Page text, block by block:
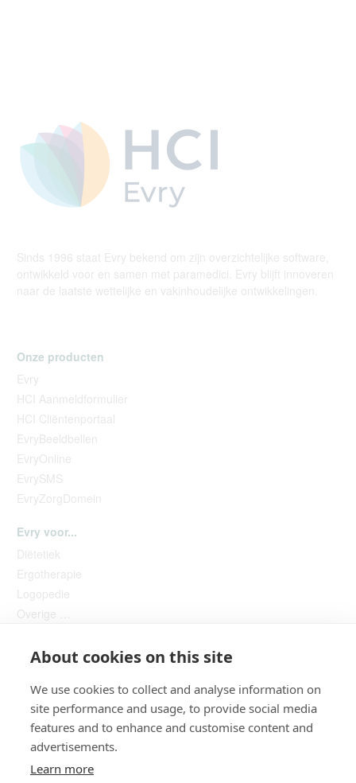
About cookies on this site
We use cookies to collect and analyse information on
site performance and usage, to provide social media
features and to enhance and customise content and
advertisements.
Learn more
Sinds 1996 staat Evry bekend om zijn overzichtelijke software,
ontwikkeld voor en samen met paramedici. Evry blijft innoveren
naar de laatste wettelijke en vakinhoudelijke ontwikkelingen.
Onze producten
Evry
HCI Aanmeldformulier
HCI Cliëntenportaal
EvryBeeldbellen
EvryOnline
EvrySMS
EvryZorgDomein
Evry voor...
Diëtetiek
Ergotherapie
Logopedie
Overige …
Helpdesk